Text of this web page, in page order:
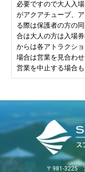
必要ですので大人入
がアクアチューブ、
る際は保護者の方の
合は大人の方は入場
からは各アトラクシ
場合は営業を見合わ
営業を中止する場合
〒981-3225